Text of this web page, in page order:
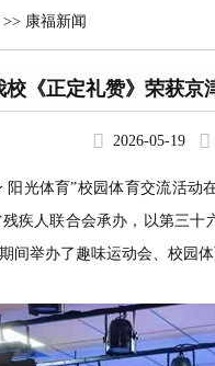
康福新闻
校《正定礼赞》荣获京
2026-05-19
阳光体育”校园体育交流活
疾人联合会承办，以第三
间举办了趣味运动会、校园